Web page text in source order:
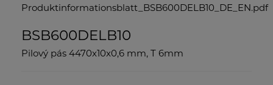
Produktinformationsblatt_BSB600DELB10_DE_EN.pdf
BSB600DELB10
Pilový pás 4470x10x0,6 mm, T 6mm